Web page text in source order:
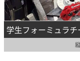
学生フォーミュラチ